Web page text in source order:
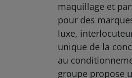
maquillage et
pour des
luxe,
unique de la
au
groupe propose